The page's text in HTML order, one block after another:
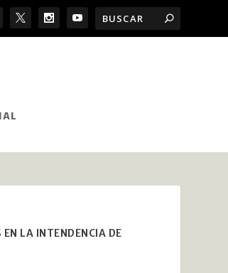
LA INTENDENCIA DE